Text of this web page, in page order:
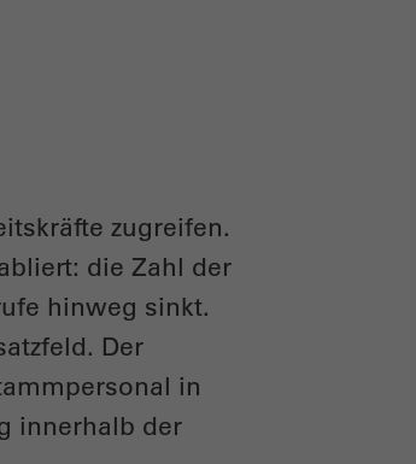
zugreifen.
die Zahl der
hinweg sinkt.
Der
in
innerhalb der